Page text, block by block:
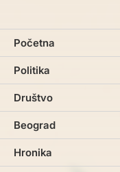
Početna
Politika
Društvo
Beograd
Hronika